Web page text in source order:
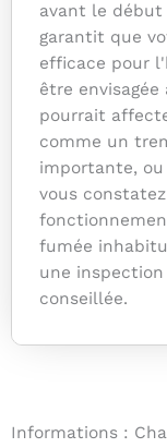
avant le début
garantit que
efficace pour
être
pourrait
comme un
importante, ou
vous
fumée
une
conseillée.
Informations :